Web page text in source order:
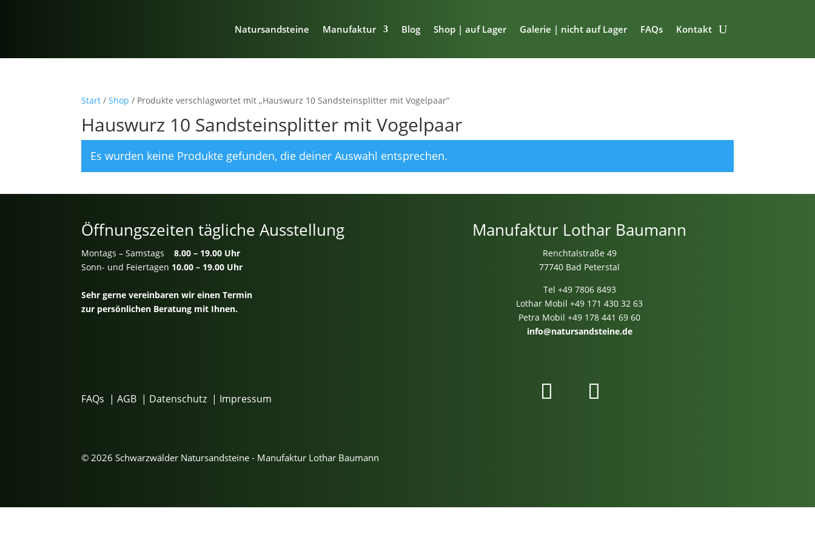
Natursandsteine Manufaktur Blog Shop | auf Lager Galerie | nicht auf Lager FAQs Kontakt
Start /Shop / Produkte verschlagwortet mit „Hauswurz 10 Sandsteinsplitter mit Vogelpaar“
Hauswurz 10 Sandsteinsplitter mit Vogelpaar
Es wurden keine Produkte gefunden, die deiner Auswahl entsprechen.
Öffnungszeiten tägliche Ausstellung
Montags – Samstags8.00 – 19.00 Uhr
Sonn- und Feiertagen 10.00 – 19.00 Uhr
Sehr gerne vereinbaren wir einen Termin
zur persönlichen Beratung mit Ihnen.
Manufaktur Lothar Baumann
Renchtalstraße 49
77740 Bad Peterstal
Tel +49 7806 8493
Lothar Mobil+49 171 430 32 63
Petra Mobil+49 178 441 69 60
info@natursandsteine.de
FAQs |AGB | Datenschutz | Impressum
© 2026 Schwarzwälder Natursandsteine - Manufaktur Lothar Baumann